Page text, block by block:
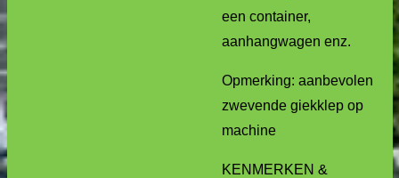
een container,
aanhangwagen enz.
Opmerking: aanbevolen
zwevende giekklep op
machine
KENMERKEN &